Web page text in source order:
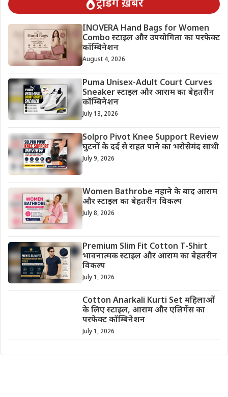
ट्रेंडिंग ख़बरें
INOVERA Hand Bags for Women
Combo स्टाइल और उपयोगिता का परफेक्ट
कॉम्बिनेशन
August 4, 2026
Puma Unisex-Adult Court Curves
Sneaker स्टाइल और आराम का बेहतरीन
कॉम्बिनेशन
July 13, 2026
Solpro Pivot Knee Support Review
घुटनों के दर्द से राहत पाने का भरोसेमंद साथी
July 9, 2026
Women Bathrobe नहाने के बाद आराम
और स्टाइल का बेहतरीन विकल्प
July 8, 2026
Premium Slim Fit Cotton T-Shirt
भावनात्मक स्टाइल और आराम का बेहतरीन
विकल्प
July 1, 2026
Cotton Anarkali Kurti Set महिलाओं
के लिए स्टाइल, आराम और एलिगेंस का
परफेक्ट कॉम्बिनेशन
July 1, 2026